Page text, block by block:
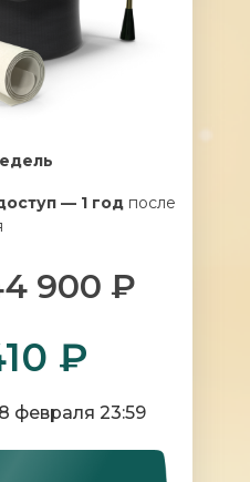
— 1 год после
₽
900 ₽
февраля 23:59